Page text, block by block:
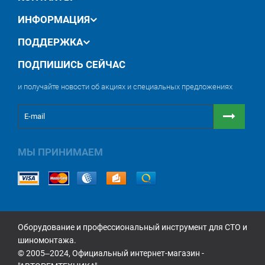
ИНФОРМАЦИЯ
ПОДДЕРЖКА
ПОДПИШИСЬ СЕЙЧАС
и получайте новости об акциях и специальных предложениях
МЫ ПРИНИМАЕМ
Оборудование и профессиональный инструмент для СТО и
шиномонтажа.
© 2005‒2024, Официальный интернет-магазин -